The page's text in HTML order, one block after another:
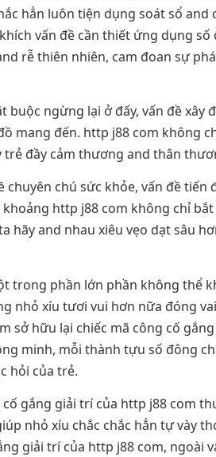
hẳn luôn tiện dụng soát sổ
vấn đề cần thiết ứng dụng
rễ thiên nhiên, cam đoan sự
buộc ngừng lại ở đấy, vấn đề
mang đến. http j88 com không
trẻ đầy cảm thương and thân
chuyên chú sức khỏe, vấn đề
http j88 com không chỉ
hãy and nhau xiêu vẹo dạt sâu
trong phần lớn phần không thể
nhỏ xíu tươi vui hơn nữa đóng
sở hữu lại chiếc mã công cố
minh, mỗi thành tựu số đông
hỏi của trẻ.
cố gắng giải trí của http j88 com
nhỏ xíu chắc chắc hẳn tự vày
giải trí của http j88 com, ngoài